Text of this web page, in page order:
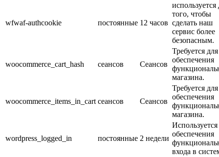
wfwaf-authcookie постоянные 12 часов
используется
того, чтобы
сделать наш
сервис более
безопасным.
woocommerce_cart_hash сеансов Cеансов
Требуется для
обеспечения
магазина.
woocommerce_items_in_cart сеансов Cеансов
Требуется для
обеспечения
магазина.
wordpress_logged_in постоянные 2 недели
Используется
обеспечения
входа в